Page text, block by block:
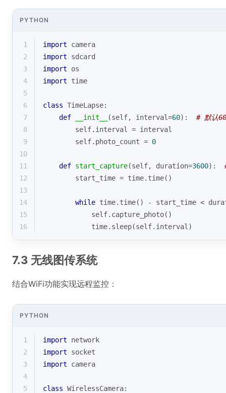
PYTHON
1 import camera
2
import sdcard
3
import os
4
import time
5
6
class TimeLapse:
7
def __init__ (self, interval=60):
# 默认
8
        self.interval = interval
9
        self.photo_count =
0
10
11
def start_capture(self, duration=3600):
12
        start_time = time.time()
13
14
while time.time() - start_time <
15
            self.capture_photo()
16
            time.sleep(self.interval)
7.3 无线图传系统
结合WiFi功能实现远程监控：
PYTHON
1 import network
2
import socket
3
import camera
4
5
class WirelessCamera: